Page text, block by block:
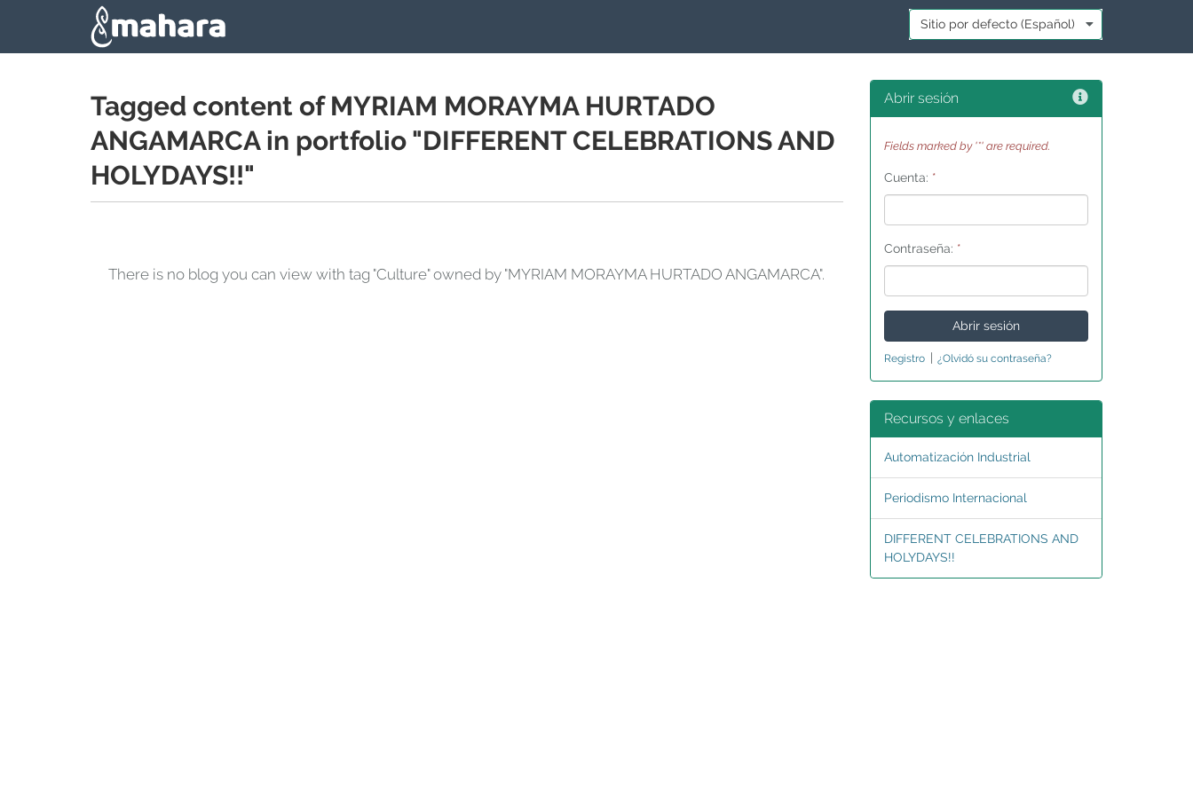
Skip to main content
Idioma:
Tagged content of MYRIAM MORAYMA HURTADO
ANGAMARCA in portfolio "DIFFERENT CELEBRATIONS AND
HOLYDAYS!!"
There is no blog you can view with tag "Culture" owned by "MYRIAM MORAYMA HURTADO ANGAMARCA".
Abrir sesión Ayuda
Fields marked by '*' are required.
Cuenta: *
Contraseña: *
Registro ¿Olvidó su contraseña?
Recursos y enlaces
Automatización Industrial
Periodismo Internacional
DIFFERENT CELEBRATIONS AND
HOLYDAYS!!